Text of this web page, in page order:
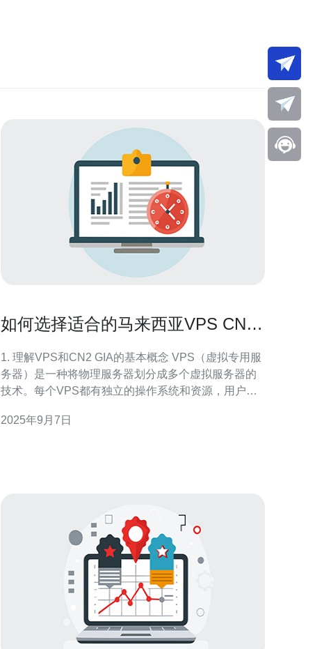
如何选择适合的马来西亚VPS CN2
1. 理解VPS和CN2 GIA的基本概念 VPS（虚拟专用服
务器）是一种将物理服务器划分成多个虚拟服务器的
技术。每个VPS都有独立的操作系统和资源，用户可
电信CN2全球互联网专线）是中国电信为客户提供的
2025年9月7日